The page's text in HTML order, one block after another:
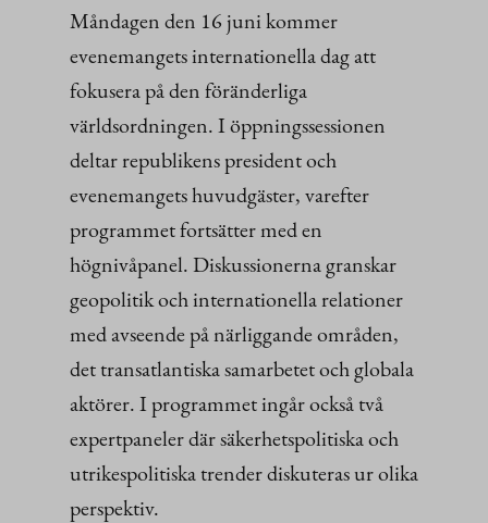
Måndagen den 16 juni kommer
evenemangets internationella dag att
fokusera på den föränderliga
världsordningen. I öppningssessionen
deltar republikens president och
evenemangets huvudgäster, varefter
programmet fortsätter med en
högnivåpanel. Diskussionerna granskar
geopolitik och internationella relationer
med avseende på närliggande områden,
det transatlantiska samarbetet och globala
aktörer. I programmet ingår också två
expertpaneler där säkerhetspolitiska och
utrikespolitiska trender diskuteras ur olika
perspektiv.